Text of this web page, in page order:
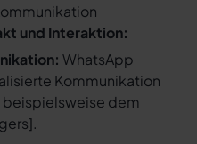
und Interaktion:
WhatsApp
Kommunikation
dem
].